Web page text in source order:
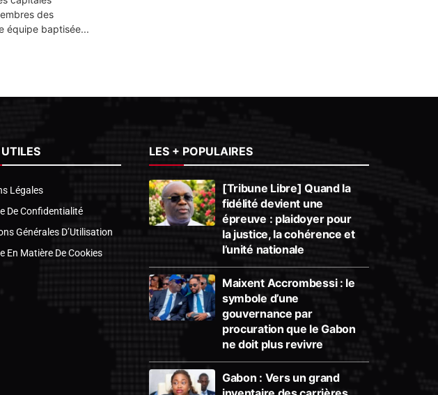
des
équipe baptisée...
Légales
De Confidentialité
Générales D’Utilisation
En Matière De Cookies
LES + POPULAIRES
[Tribune Libre] Quand la
fidélité devient une
épreuve : plaidoyer pour
la justice, la cohérence et
l’unité nationale
Maixent Accrombessi : le
symbole d’une
gouvernance par
procuration que le Gabon
ne doit plus revivre
Gabon : Vers un grand